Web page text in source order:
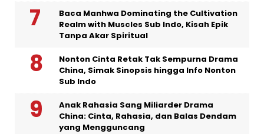
Baca Manhwa Dominating the Cultivation
Realm with Muscles Sub Indo, Kisah Epik
Tanpa Akar Spiritual
Nonton Cinta Retak Tak Sempurna Drama
China, Simak Sinopsis hingga Info Nonton
Sub Indo
Anak Rahasia Sang Miliarder Drama
China: Cinta, Rahasia, dan Balas Dendam
yang Mengguncang